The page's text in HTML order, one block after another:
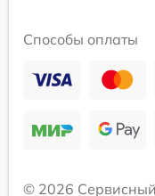
Способы оплаты
© 2026